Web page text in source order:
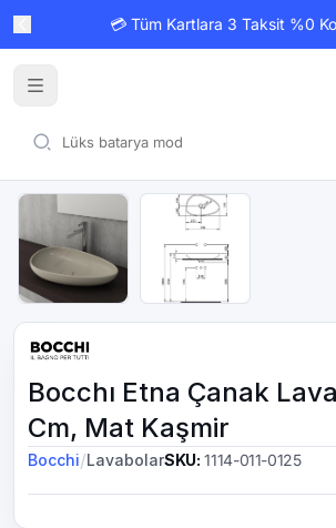
💳 Tüm Kartlara 3 Taksit %0
Bocchı Etna Çanak
Cm, Mat Kaşmir
Bocchi/LavabolarSKU: 1114-011-0125